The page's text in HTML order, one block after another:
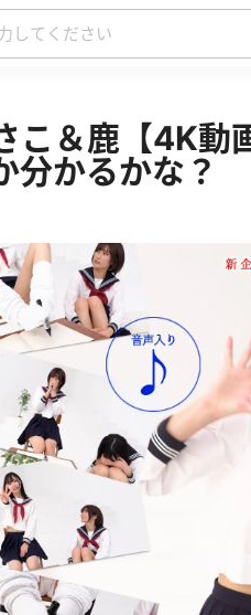
こ＆鹿【4K動
分かるかな？